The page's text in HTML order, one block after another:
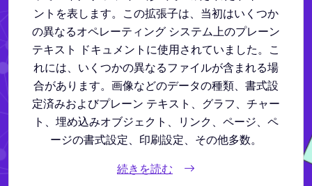
ントを表します。この拡張子は、当初はいくつか
の異なるオペレーティング システム上のプレーン
テキスト ドキュメントに使用されていました。こ
れには、いくつかの異なるファイルが含まれる場
合があります。画像などのデータの種類、書式設
定済みおよびプレーン テキスト、グラフ、チャー
ト、埋め込みオブジェクト、リンク、ページ、ペ
ージの書式設定、印刷設定、その他多数。
続きを読む